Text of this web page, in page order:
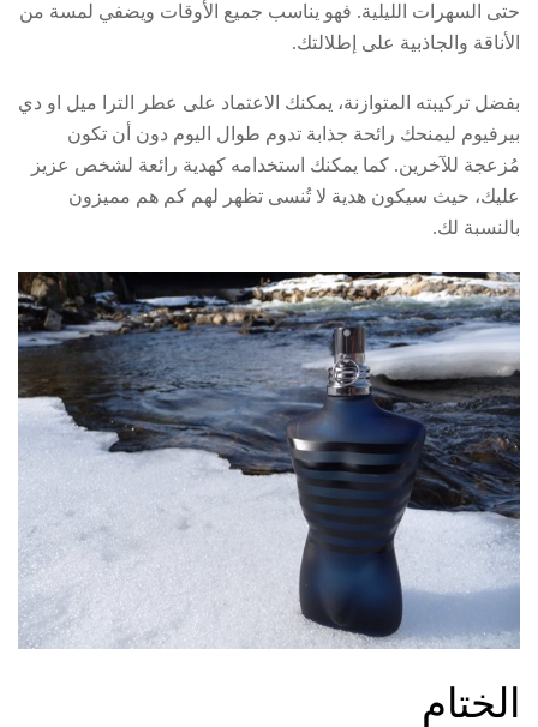
حتى السهرات الليلية. فهو يناسب جميع الأوقات ويضفي لمسة من
الأناقة والجاذبية على إطلالتك.
بفضل تركيبته المتوازنة، يمكنك الاعتماد على عطر الترا ميل او دي
بيرفيوم ليمنحك رائحة جذابة تدوم طوال اليوم دون أن تكون
مُزعجة للآخرين. كما يمكنك استخدامه كهدية رائعة لشخص عزيز
عليك، حيث سيكون هدية لا تُنسى تظهر لهم كم هم مميزون
بالنسبة لك.
الختام